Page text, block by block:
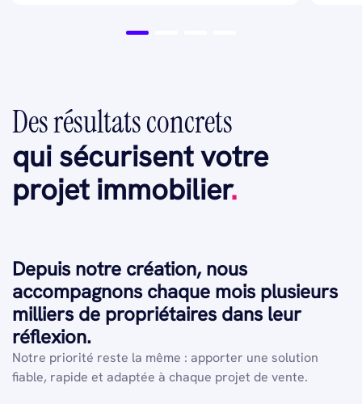
Des résultats concrets
qui sécurisent votre
projet immobilier.
Depuis notre création, nous
accompagnons chaque mois plusieurs
milliers de propriétaires dans leur
réflexion.
Notre priorité reste la même : apporter une solution
fiable, rapide et adaptée à chaque projet de vente.